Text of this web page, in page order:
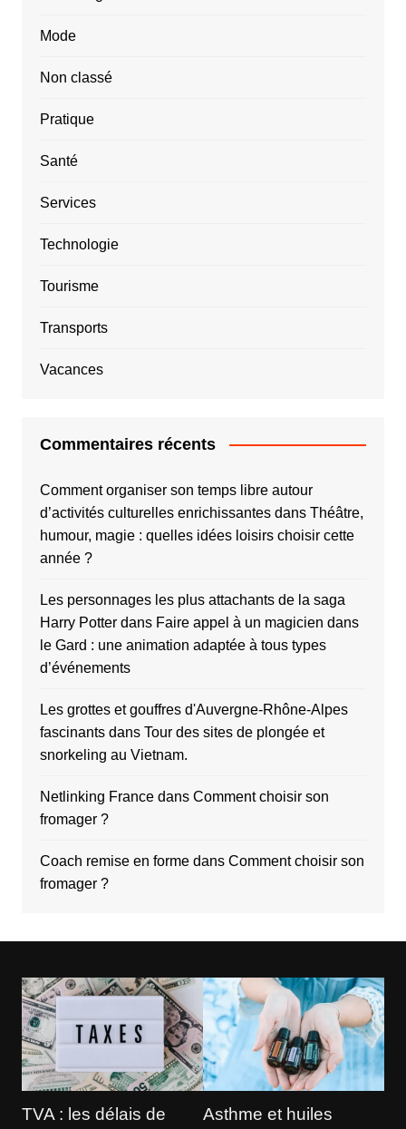
Mode
Non classé
Pratique
Santé
Services
Technologie
Tourisme
Transports
Vacances
Commentaires récents
Comment organiser son temps libre autour
d’activités culturelles enrichissantesdans Théâtre,
humour, magie : quelles idées loisirs choisir cette
année ?
Les personnages les plus attachants de la saga
Harry Potterdans Faire appel à un magicien dans
le Gard : une animation adaptée à tous types
d’événements
Les grottes et gouffres d'Auvergne-Rhône-Alpes
fascinantsdans Tour des sites de plongée et
snorkeling au Vietnam.
Netlinking Francedans Comment choisir son
fromager ?
Coach remise en formedans Comment choisir son
fromager ?
TVA : les délais de
Asthme et huiles